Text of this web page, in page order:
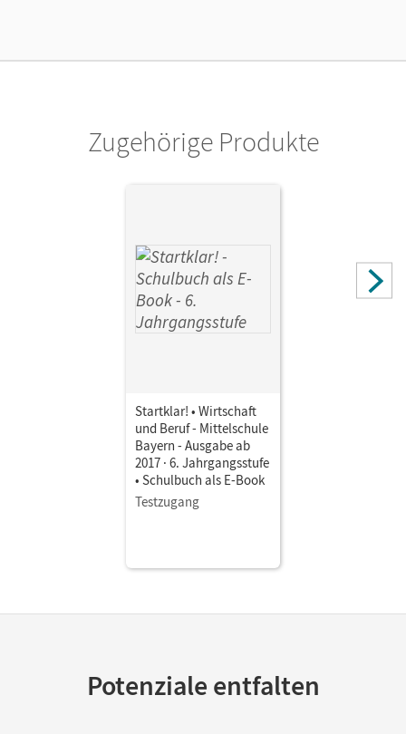
ein Jahr lang ergänzend zum Print-Titel nutzen möchten.
Cornelsen VerlagZugehörige Produkte
Startklar! • Wirtschaft
und Beruf - Mittelschule
Bayern - Ausgabe ab
2017 · 6. Jahrgangsstufe
• Schulbuch als E-Book
Testzugang
Potenziale entfalten